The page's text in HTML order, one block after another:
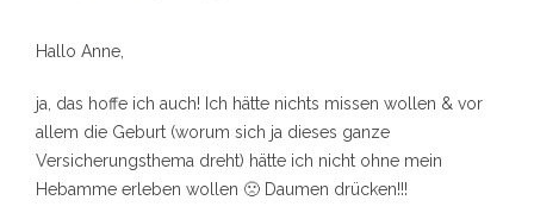
s
Hallo Anne,
ja, das hoffe ich auch! Ich hätte nichts missen wollen & vor
allem die Geburt (worum sich ja dieses ganze
Versicherungsthema dreht) hätte ich nicht ohne mein
Hebamme erleben wollen 🙁 Daumen drücken!!!